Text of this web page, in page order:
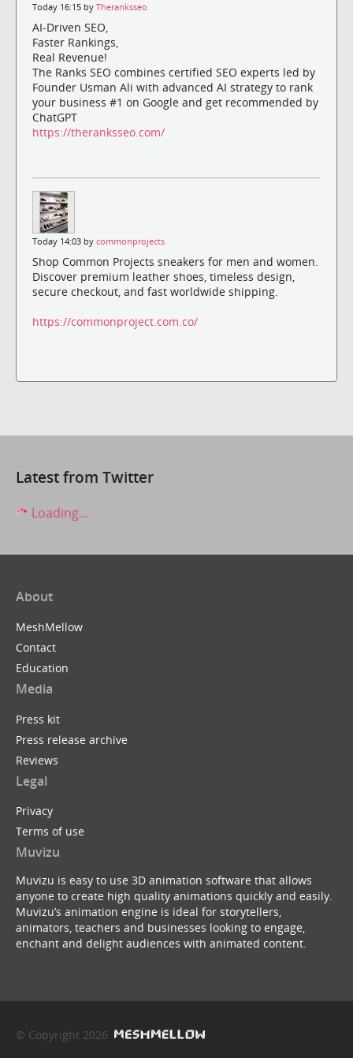
Today 16:15 by Theranksseo
AI-Driven SEO,
Faster Rankings,
Real Revenue!
The Ranks SEO combines certified SEO experts led by
Founder Usman Ali with advanced AI strategy to rank
your business #1 on Google and get recommended by
ChatGPT
https://theranksseo.com/
Today 14:03 by commonprojects
Shop Common Projects sneakers for men and women.
Discover premium leather shoes, timeless design,
secure checkout, and fast worldwide shipping.
https://commonproject.com.co/
Latest from Twitter
Loading...
About
MeshMellow
Contact
Education
Media
Press kit
Press release archive
Reviews
Legal
Privacy
Terms of use
Muvizu
Muvizu is easy to use 3D animation software that allows
anyone to create high quality animations quickly and easily.
Muvizu’s animation engine is ideal for storytellers,
animators, teachers and businesses looking to engage,
enchant and delight audiences with animated content.
© Copyright 2026